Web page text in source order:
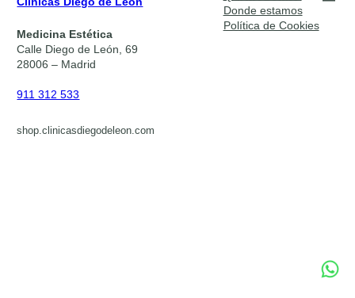
Medicina Estética
Calle Diego de León, 69
28006 – Madrid
911 312 533
shop.clinicasdiegodeleon.com
Donde estamos
Política de Cookies